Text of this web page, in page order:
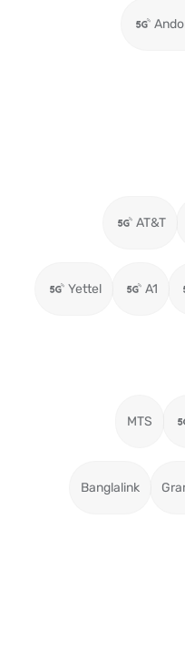
AT&T
A1
Yettel
MTS
Banglalink